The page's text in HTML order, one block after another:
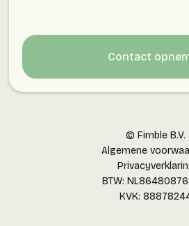
Contact
© Fimble B.V.
Algemene
BTW:
KVK: